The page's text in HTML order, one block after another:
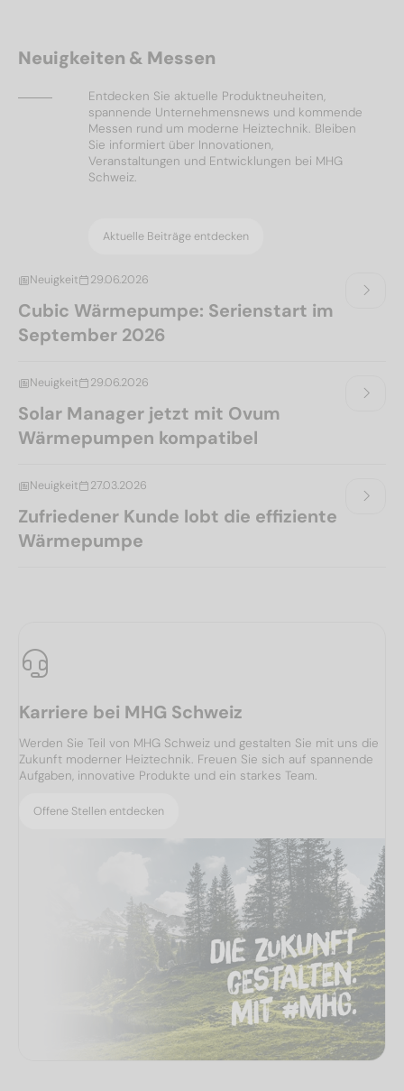
Neuigkeiten & Messen
Entdecken Sie aktuelle Produktneuheiten,
spannende Unternehmensnews und kommende
Messen rund um moderne Heiztechnik. Bleiben
Sie informiert über Innovationen,
Veranstaltungen und Entwicklungen bei MHG
Schweiz.
Aktuelle Beiträge entdecken
Neuigkeit 29.06.2026
Cubic Wärmepumpe: Serienstart im
September 2026
Neuigkeit 29.06.2026
Solar Manager jetzt mit Ovum
Wärmepumpen kompatibel
Neuigkeit 27.03.2026
Zufriedener Kunde lobt die effiziente
Wärmepumpe
Karriere bei MHG Schweiz
Werden Sie Teil von MHG Schweiz und gestalten Sie mit uns die
Zukunft moderner Heiztechnik. Freuen Sie sich auf spannende
Aufgaben, innovative Produkte und ein starkes Team.
Offene Stellen entdecken